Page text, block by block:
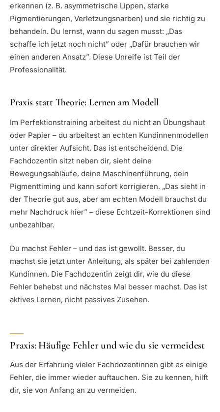
erkennen (z. B. asymmetrische Lippen, starke
Pigmentierungen, Verletzungsnarben) und sie richtig zu
behandeln. Du lernst, wann du sagen musst: „Das
schaffe ich jetzt noch nicht” oder „Dafür brauchen wir
einen anderen Ansatz”. Diese Unreife ist Teil der
Professionalität.
Praxis statt Theorie: Lernen am Modell
Im Perfektionstraining arbeitest du nicht an Übungshaut
oder Papier – du arbeitest an echten Kundinnenmodellen
unter direkter Aufsicht. Das ist entscheidend. Die
Fachdozentin sitzt neben dir, sieht deine
Bewegungsabläufe, deine Maschinenführung, dein
Pigmenttiming und kann sofort korrigieren. „Das sieht in
der Theorie gut aus, aber am echten Modell brauchst du
mehr Nachdruck hier” – diese Echtzeit-Korrektionen sind
unbezahlbar.
Du machst Fehler – und das ist gewollt. Besser, du
machst sie jetzt unter Anleitung, als später bei zahlenden
Kundinnen. Die Fachdozentin zeigt dir, wie du diese
Fehler behebst und nächstes Mal besser machst. Das ist
aktives Lernen, nicht passives Zusehen.
Praxis: Häufige Fehler und wie du sie vermeidest
Aus der Erfahrung vieler Fachdozentinnen gibt es einige
Fehler, die immer wieder auftauchen. Sie zu kennen, hilft
dir, sie von Anfang an zu vermeiden.